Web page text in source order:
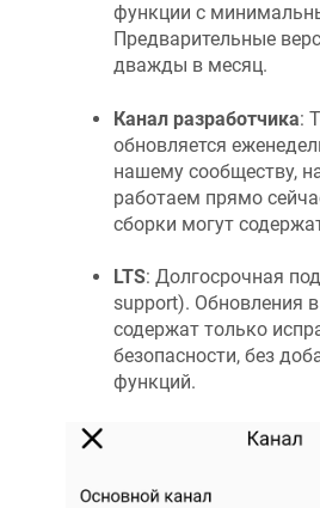
функции с
Предварительные
дважды в месяц.
Канал разработчика:
обновляется
нашему сообществу,
работаем прямо
сборки могут
LTS: Долгосрочная
support). Обновления
содержат только
безопасности, без
функций.